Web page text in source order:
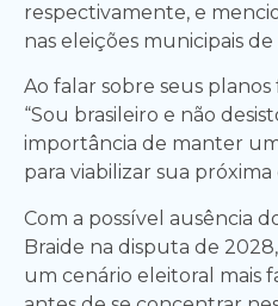
respectivamente, e
nas eleições municipais
Ao falar sobre seus
“Sou brasileiro e não
importância de manter
para viabilizar sua
Com a possível ausência
Braide na disputa de
um cenário eleitoral mais